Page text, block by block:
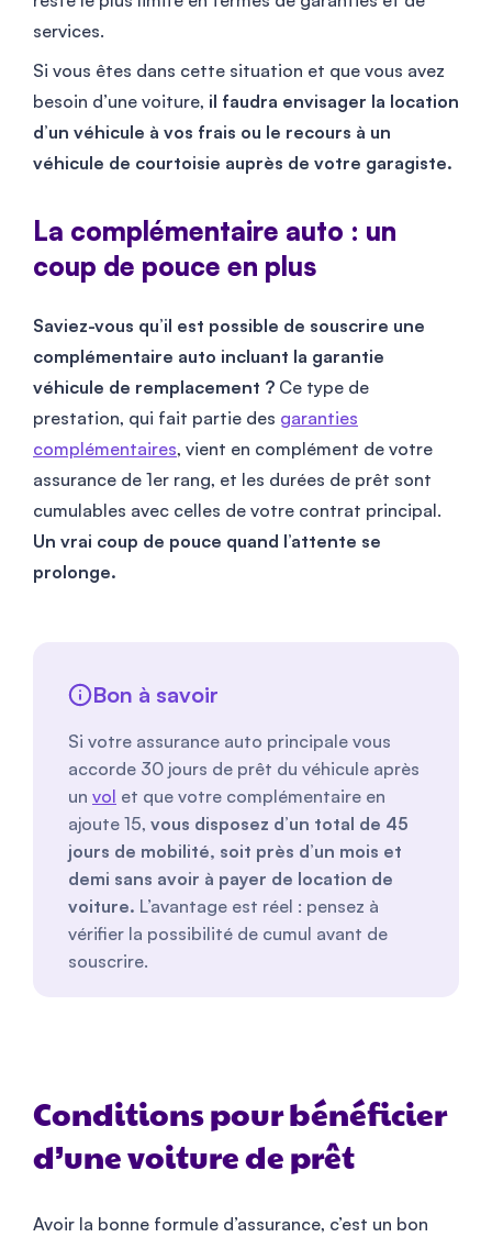
services.
Si vous êtes dans cette situation et que vous avez
besoin d’une voiture, il faudra envisager la location
d’un véhicule à vos frais ou le recours à un
véhicule de courtoisie auprès de votre garagiste.
La complémentaire auto : un
coup de pouce en plus
Saviez-vous qu’il est possible de souscrire une
complémentaire auto incluant la garantie
véhicule de remplacement ? Ce type de
prestation, qui fait partie des garanties
complémentaires, vient en complément de votre
assurance de 1er rang, et les durées de prêt sont
cumulables avec celles de votre contrat principal.
Un vrai coup de pouce quand l’attente se
prolonge.
Bon à savoir
Si votre assurance auto principale vous
accorde 30 jours de prêt du véhicule après
un vol et que votre complémentaire en
ajoute 15, vous disposez d’un total de 45
jours de mobilité, soit près d’un mois et
demi sans avoir à payer de location de
voiture. L’avantage est réel : pensez à
vérifier la possibilité de cumul avant de
souscrire.
Conditions pour bénéficier
d’une voiture de prêt
Avoir la bonne formule d’assurance, c’est un bon